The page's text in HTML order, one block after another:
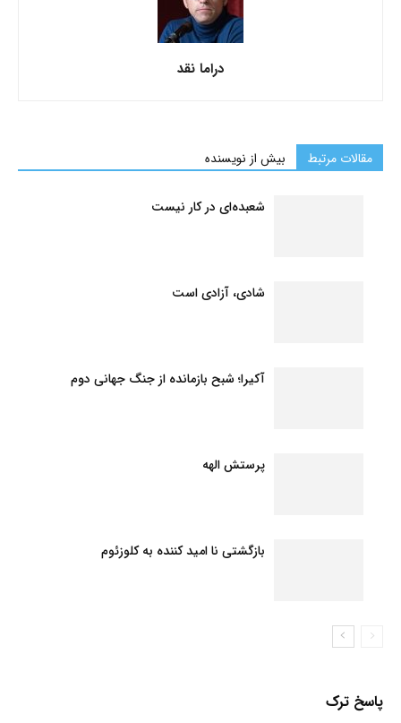
دراما نقد
مقالات مرتبط بیش از نویسنده
شعبده‌ای در کار نیست
شادی، آزادی است
آکیرا؛ شبح بازمانده از جنگ جهانی دوم
پرستش الهه
بازگشتی نا امید کننده به کلوزئوم
پاسخ ترک